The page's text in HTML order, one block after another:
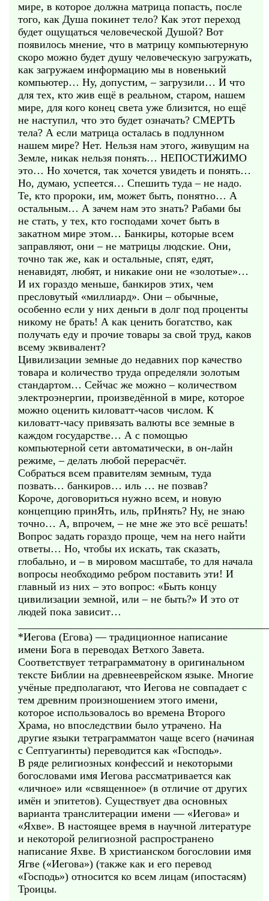
мире, в которое должна матрица попасть, после
того, как Душа покинет тело? Как этот переход
будет ощущаться человеческой Душой? Вот
появилось мнение, что в матрицу компьютерную
скоро можно будет душу человеческую загружать,
как загружаем информацию мы в новенький
компьютер… Ну, допустим, – загрузили… И что
для тех, кто жив ещё в реальном, старом, нашем
мире, для кого конец света уже близится, но ещё
не наступил, что это будет означать? СМЕРТЬ
тела? А если матрица осталась в подлунном
нашем мире? Нет. Нельзя нам этого, живущим на
Земле, никак нельзя понять… НЕПОСТИЖИМО
это… Но хочется, так хочется увидеть и понять…
Но, думаю, успеется… Спешить туда – не надо.
Те, кто пророки, им, может быть, понятно… А
остальным… А зачем нам это знать? Рабами бы
не стать, у тех, кто господами хочет быть в
закатном мире этом… Банкиры, которые всем
заправляют, они – не матрицы людские. Они,
точно так же, как и остальные, спят, едят,
ненавидят, любят, и никакие они не «золотые»…
И их гораздо меньше, банкиров этих, чем
пресловутый «миллиард». Они – обычные,
особенно если у них деньги в долг под проценты
никому не брать! А как ценить богатство, как
получать еду и прочие товары за свой труд, каков
всему эквивалент?
Цивилизации земные до недавних пор качество
товара и количество труда определяли золотым
стандартом… Сейчас же можно – количеством
электроэнергии, произведённой в мире, которое
можно оценить киловатт-часов числом. К
киловатт-часу привязать валюты все земные в
каждом государстве… А с помощью
компьютерной сети автоматически, в он-лайн
режиме, – делать любой перерасчёт.
Собраться всем правителям земным, туда
позвать… банкиров… иль … не позвав?
Короче, договориться нужно всем, и новую
концепцию принЯть, иль, прИнять? Ну, не знаю
точно… А, впрочем, – не мне же это всё решать!
Вопрос задать гораздо проще, чем на него найти
ответы… Но, чтобы их искать, так сказать,
глобально, и – в мировом масштабе, то для начала
вопросы необходимо ребром поставить эти! И
главный из них – это вопрос: «Быть концу
цивилизации земной, или – не быть?» И это от
людей пока зависит…
*Иегова (Егова) — традиционное написание
имени Бога в переводах Ветхого Завета.
Соответствует тетраграмматону в оригинальном
тексте Библии на древнееврейском языке. Многие
учёные предполагают, что Иегова не совпадает с
тем древним произношением этого имени,
которое использовалось во времена Второго
Храма, но впоследствии было утрачено. На
другие языки тетраграмматон чаще всего (начиная
с Септуагинты) переводится как «Господь».
В ряде религиозных конфессий и некоторыми
богословами имя Иегова рассматривается как
«личное» или «священное» (в отличие от других
имён и эпитетов). Существует два основных
варианта транслитерации имени — «Иегова» и
«Яхве». В настоящее время в научной литературе
и некоторой религиозной распространено
написание Яхве. В христианском богословии имя
Ягве («Иегова») (также как и его перевод
«Господь») относится ко всем лицам (ипостасям)
Троицы.